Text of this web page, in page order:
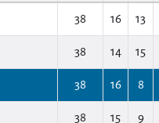
38 16 13
38 14 15
38 16 8
38 15 9